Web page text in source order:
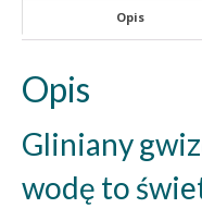
Opis
Opis
Gliniany
wodę to